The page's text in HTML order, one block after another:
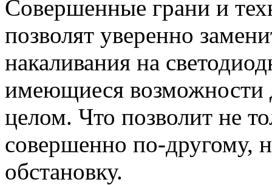
Совершенные грани и
позволят уверенно
накаливания на
имеющиеся возможности
целом. Что позволит не
совершенно по-другому,
обстановку.